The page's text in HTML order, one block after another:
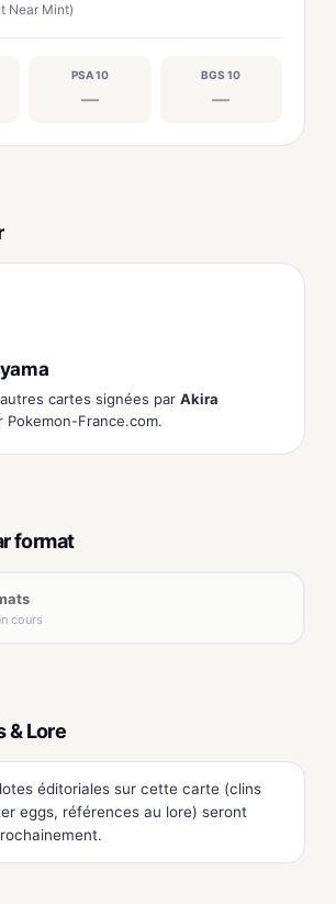
Near Mint)
PSA 10
—
BGS 10
—
cartes signées par Akira
Pokemon-France.com.
format
cours
& Lore
éditoriales sur cette carte (clins
eggs, références au lore) seront